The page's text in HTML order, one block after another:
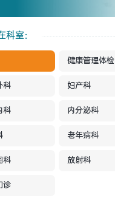
科室：
健康管理体检
科 妇产科
科 内分泌科
老年病科
科 放射科
诊